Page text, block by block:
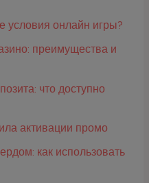
условия онлайн игры?
преимущества и
что доступно
активации промо
как использовать